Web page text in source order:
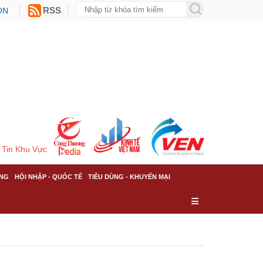
RSS
Tin Khu Vực
HỘI NHẬP - QUỐC TẾ TIÊU DÙNG - KHUYẾN MẠI